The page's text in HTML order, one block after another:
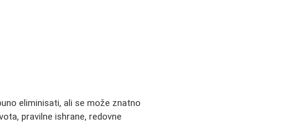
eliminisati, ali se može znatno
pravilne ishrane, redovne